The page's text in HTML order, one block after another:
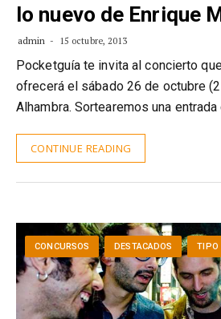
lo nuevo de Enrique
admin 15 octubre, 2013
Pocketguía te invita al concierto
ofrecerá el sábado 26 de octubre
Alhambra. Sortearemos una
CONTINUE READING
CONCURSOS DESTACADOS TIPO